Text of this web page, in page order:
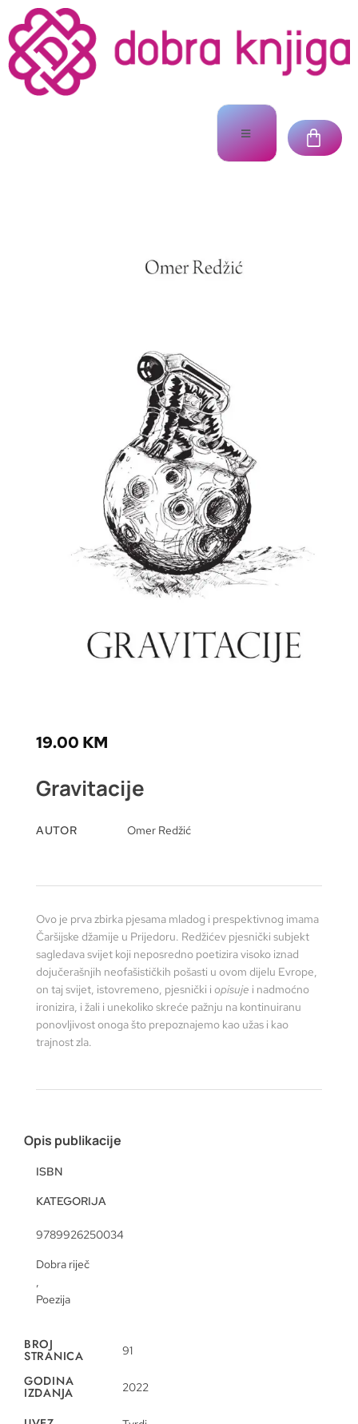
19.00 KM
Gravitacije
AUTOR Omer Redžić
Ovo je prva zbirka pjesama mladog i prespektivnog imama
Čaršijske džamije u Prijedoru. Redžićev pjesnički subjekt
sagledava svijet koji neposredno poetizira visoko iznad
dojučerašnjih neofašističkih pošasti u ovom dijelu Evrope,
on taj svijet, istovremeno, pjesnički i opisuje i nadmoćno
ironizira, i žali i unekoliko skreće pažnju na kontinuiranu
ponovljivost onoga što prepoznajemo kao užas i kao
trajnost zla.
Opis publikacije
ISBN
KATEGORIJA
9789926250034
Dobra riječ
,
Poezija
BROJ
STRANICA 91
GODINA
IZDANJA 2022